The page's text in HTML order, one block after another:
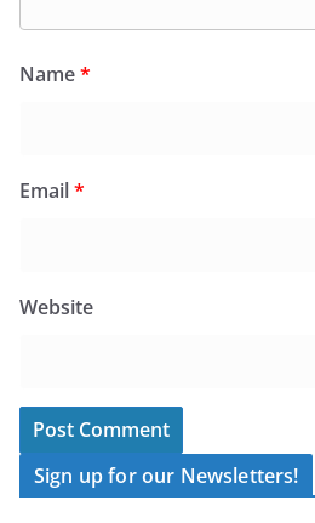
Name*
Email*
Website
Sign up for our Newsletters!